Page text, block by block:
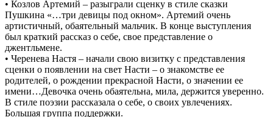
• Козлов Артемий – разыграли сценку в стиле сказки
Пушкина «…три девицы под окном». Артемий очень
артистичный, обаятельный мальчик. В конце выступления
был краткий рассказ о себе, свое представление о
джентльмене.
• Черенева Настя – начали свою визитку с представления
сценки о появлении на свет Насти – о знакомстве ее
родителей, о рождении прекрасной Насти, о значении ее
имени…Девочка очень обаятельна, мила, держится уверенно.
В стиле поэзии рассказала о себе, о своих увлечениях.
Большая группа поддержки.